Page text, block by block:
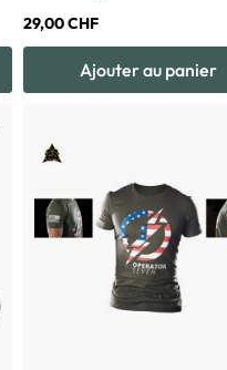
29,00 CHF
Ajouter au panier